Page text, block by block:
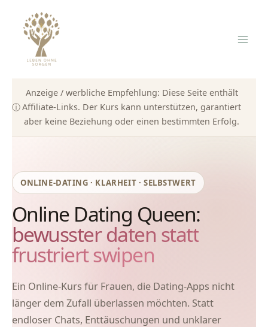
springen
ⓘ
Anzeige / werbliche Empfehlung: Diese Seite enthält
Affiliate-Links. Der Kurs kann unterstützen, garantiert
aber keine Beziehung oder einen bestimmten Erfolg.
ONLINE-DATING · KLARHEIT · SELBSTWERT
Online Dating Queen:
bewusster daten statt
frustriert swipen
Ein Online-Kurs für Frauen, die Dating-Apps nicht
länger dem Zufall überlassen möchten. Statt
endloser Chats, Enttäuschungen und unklarer